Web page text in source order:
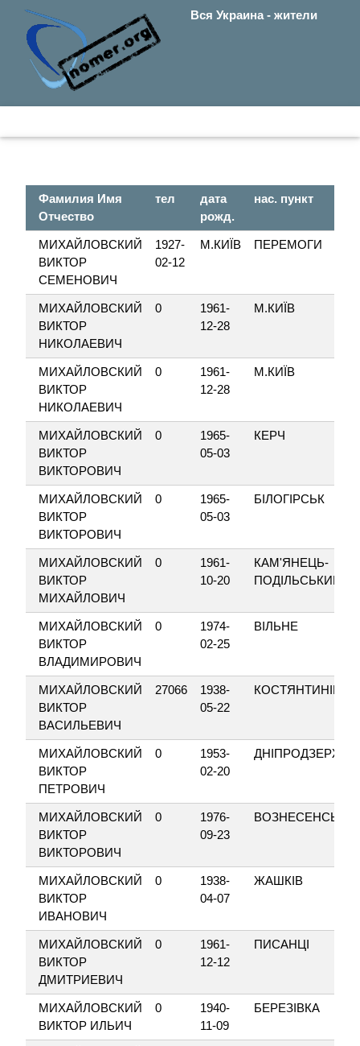
Вся Украина - жители
Фамилия Имя
Отчество
тел
дата
рожд.
нас. пункт
МИХАЙЛОВСКИЙ
ВИКТОР
СЕМЕНОВИЧ
1927-
02-12
М.КИЇВ ПЕРЕМОГИ
МИХАЙЛОВСКИЙ
ВИКТОР
НИКОЛАЕВИЧ
0
1961-
12-28
М.КИЇВ
МИХАЙЛОВСКИЙ
ВИКТОР
НИКОЛАЕВИЧ
0
1961-
12-28
М.КИЇВ
МИХАЙЛОВСКИЙ
ВИКТОР
ВИКТОРОВИЧ
0
1965-
05-03
КЕРЧ
МИХАЙЛОВСКИЙ
ВИКТОР
ВИКТОРОВИЧ
0
1965-
05-03
БІЛОГІРСЬК
МИХАЙЛОВСКИЙ
ВИКТОР
МИХАЙЛОВИЧ
0
1961-
10-20
КАМ'ЯНЕЦЬ-
ПОДІЛЬСЬКИЙ
МИХАЙЛОВСКИЙ
ВИКТОР
ВЛАДИМИРОВИЧ
0
1974-
02-25
ВІЛЬНЕ
МИХАЙЛОВСКИЙ
ВИКТОР
ВАСИЛЬЕВИЧ
27066
1938-
05-22
КОСТЯНТИНІВКА
МИХАЙЛОВСКИЙ
ВИКТОР
ПЕТРОВИЧ
0
1953-
02-20
МИХАЙЛОВСКИЙ
ВИКТОР
ВИКТОРОВИЧ
0
1976-
09-23
ВОЗНЕСЕНСЬК
МИХАЙЛОВСКИЙ
ВИКТОР
ИВАНОВИЧ
0
1938-
04-07
ЖАШКІВ
МИХАЙЛОВСКИЙ
ВИКТОР
ДМИТРИЕВИЧ
0
1961-
12-12
ПИСАНЦІ
МИХАЙЛОВСКИЙ
ВИКТОР ИЛЬИЧ
0
1940-
11-09
БЕРЕЗІВКА